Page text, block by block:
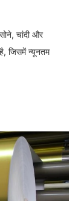
चांदी और
है, जिसमें न्यूनतम